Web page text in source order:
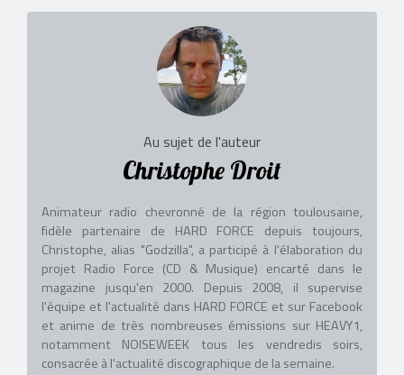
Au sujet de l'auteur
Christophe Droit
Animateur radio chevronné de la région toulousaine,
fidèle partenaire de HARD FORCE depuis toujours,
Christophe, alias "Godzilla", a participé à l'élaboration du
projet Radio Force (CD & Musique) encarté dans le
magazine jusqu'en 2000. Depuis 2008, il supervise
l'équipe et l'actualité dans HARD FORCE et sur Facebook
et anime de très nombreuses émissions sur HEAVY1,
notamment NOISEWEEK tous les vendredis soirs,
consacrée à l'actualité discographique de la semaine.